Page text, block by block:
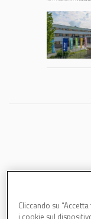
Cliccando su
i cookie sul